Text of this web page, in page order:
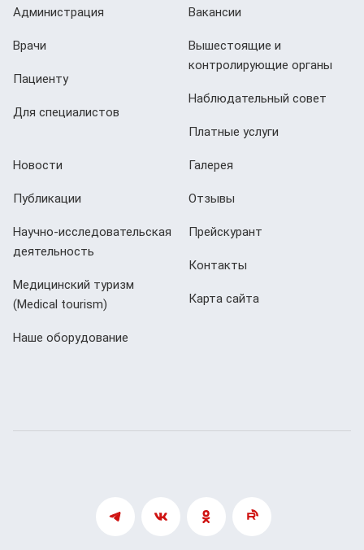
Администрация
Врачи
Пациенту
Для специалистов
Вакансии
Вышестоящие и
контролирующие органы
Наблюдательный совет
Платные услуги
Новости
Публикации
Научно-исследовательская
деятельность
Медицинский туризм
(Мedical tourism)
Наше оборудование
Галерея
Отзывы
Прейскурант
Контакты
Карта сайта